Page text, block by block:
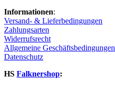
Informationen:
Versand- & Lieferbedingungen
Zahlungsarten
Widerrufsrecht
Allgemeine Geschäftsbedingungen
Datenschutz
HS Falknershop: